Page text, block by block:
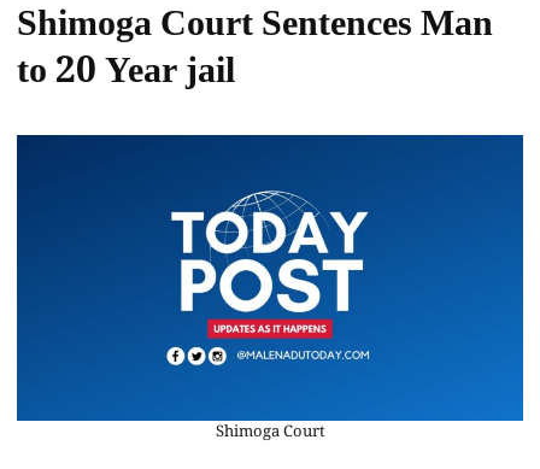
Shimoga Court Sentences Man
to 20 Year jail
Shimoga Court